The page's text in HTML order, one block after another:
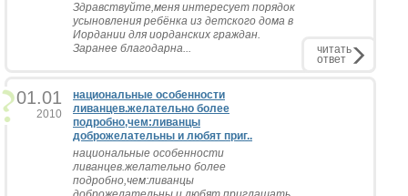
Здравствуйте,меня интересует порядок
усыновления ребёнка из детского дома в
Иордании для иорданских граждан.
Заранее благодарна...
читать
ответ
01.01
2010
национальные особенности
ливанцев.желательно более
подробно,чем:ливанцы
доброжелательны и любят приг..
национальные особенности
ливанцев.желательно более
подробно,чем:ливанцы